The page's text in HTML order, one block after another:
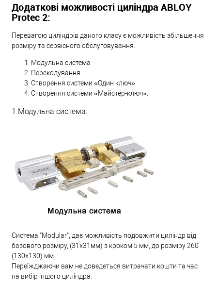
Додаткові можливості циліндра ABLOY
Protec 2:
Перевагою циліндрів даного класу є можливість збільшення
розміру та сервісного обслуговування.
Модульна система
Перекодування.
Створення системи «Один ключ».
Створення системи «Майстер-ключ».
1.Модульна система.
Система "Modular", дає можливість подовжити циліндр від
базового розміру, (31х31мм) з кроком 5 мм, до розміру 260
(130х130) мм.
Переїжджаючи вам не доведеться витрачати кошти та час
на вибір іншого циліндра.